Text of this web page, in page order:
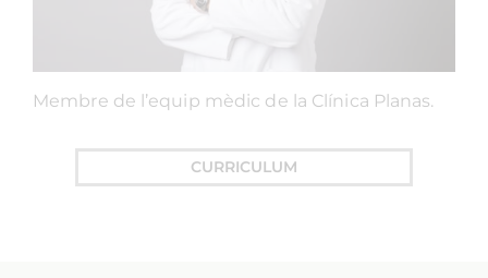
Membre de l’equip mèdic de la Clínica Planas.
CURRICULUM